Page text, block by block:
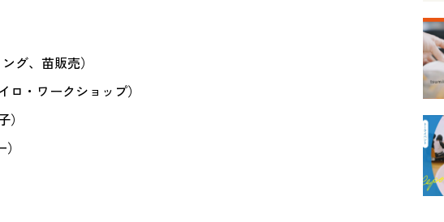
グ、苗販売）
ロ・ワークショップ）